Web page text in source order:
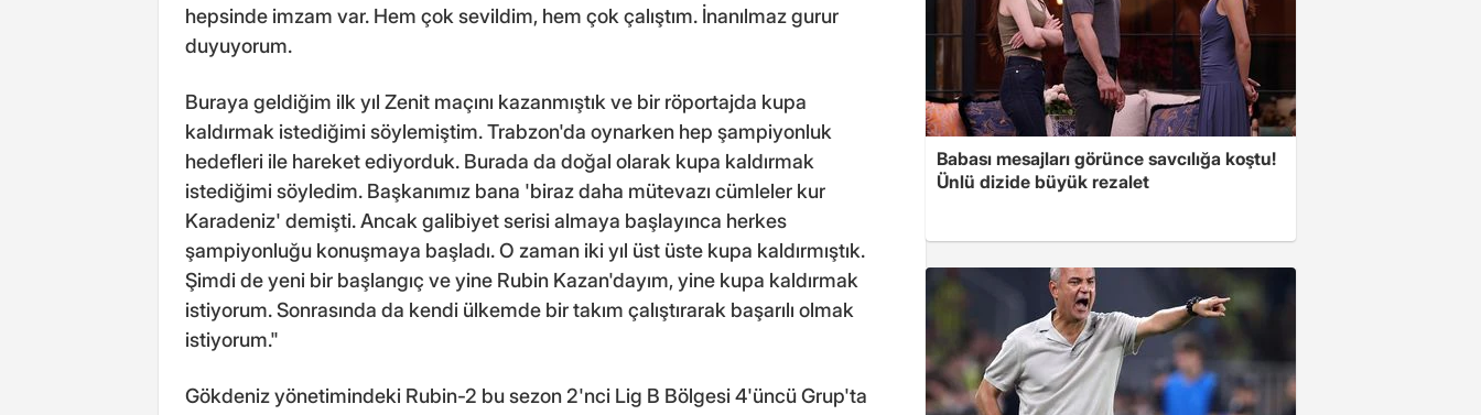
hepsinde imzam var. Hem çok sevildim, hem çok çalıştım. İnanılmaz gurur
duyuyorum.
Buraya geldiğim ilk yıl Zenit maçını kazanmıştık ve bir röportajda kupa
kaldırmak istediğimi söylemiştim. Trabzon'da oynarken hep şampiyonluk
hedefleri ile hareket ediyorduk. Burada da doğal olarak kupa kaldırmak
istediğimi söyledim. Başkanımız bana 'biraz daha mütevazı cümleler kur
Karadeniz' demişti. Ancak galibiyet serisi almaya başlayınca herkes
şampiyonluğu konuşmaya başladı. O zaman iki yıl üst üste kupa kaldırmıştık.
Şimdi de yeni bir başlangıç ve yine Rubin Kazan'dayım, yine kupa kaldırmak
istiyorum. Sonrasında da kendi ülkemde bir takım çalıştırarak başarılı olmak
istiyorum."
Gökdeniz yönetimindeki Rubin-2 bu sezon 2'nci Lig B Bölgesi 4'üncü Grup'ta
Babası mesajları görünce savcılığa koştu!
Ünlü dizide büyük rezalet